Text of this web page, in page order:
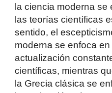
la ciencia moderna
las teorías científicas
sentido, el
moderna se enfoca
actualización
científicas, mientras
la Grecia clásica se